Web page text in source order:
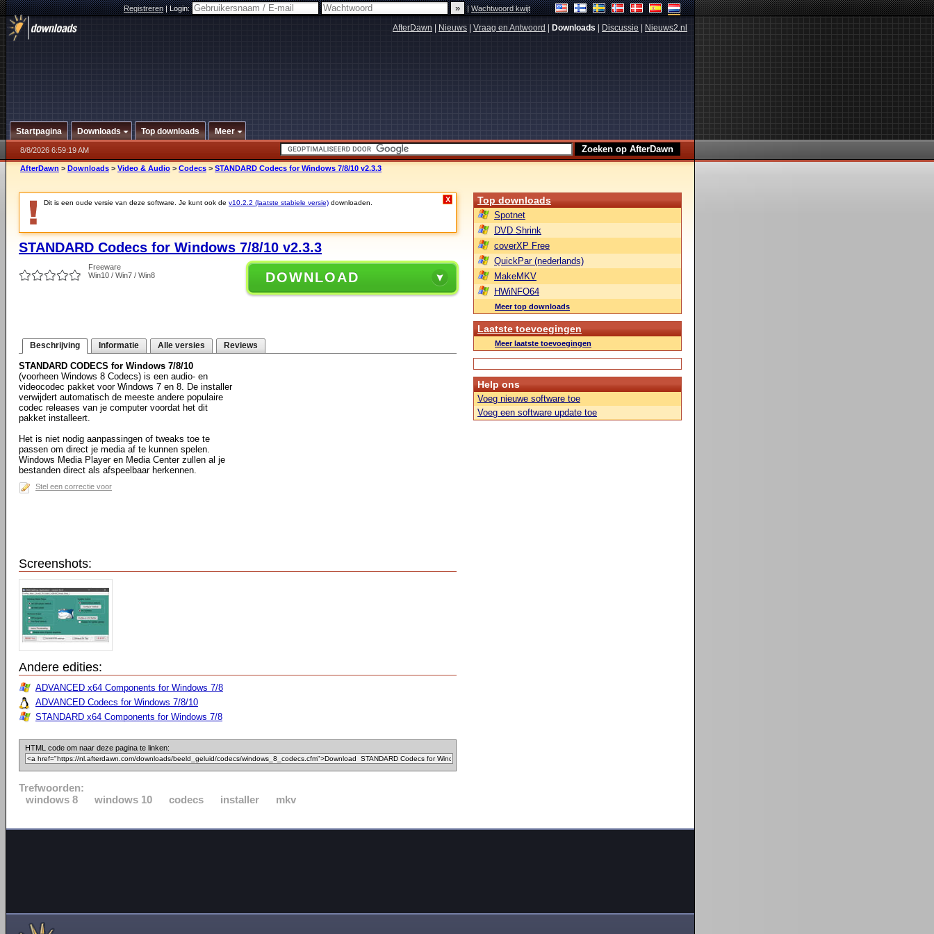
Registreren|Login: |Wachtwoord kwijt
AfterDawn Nieuws Vraag en Antwoord Downloads Discussie Nieuws2.nl
Startpagina Downloads Top downloads Meer
8/8/2026 6:59:19 AM
AfterDawn > Downloads > Video & Audio > Codecs > STANDARD Codecs for Windows 7/8/10 v2.3.3
Dit is een oude versie van deze software. Je kunt ook de v10.2.2 (laatste stabiele versie) downloaden. X
STANDARD Codecs for Windows 7/8/10 v2.3.3
Freeware
Win10 / Win7 / Win8
DOWNLOAD
Beschrijving Informatie Alle versies Reviews
STANDARD CODECS for Windows 7/8/10
(voorheen Windows 8 Codecs) is een audio- en
videocodec pakket voor Windows 7 en 8. De installer
verwijdert automatisch de meeste andere populaire
codec releases van je computer voordat het dit
pakket installeert.
Het is niet nodig aanpassingen of tweaks toe te
passen om direct je media af te kunnen spelen.
Windows Media Player en Media Center zullen al je
bestanden direct als afspeelbaar herkennen.
Stel een correctie voor
Screenshots:
Andere edities:
ADVANCED x64 Components for Windows 7/8
ADVANCED Codecs for Windows 7/8/10
STANDARD x64 Components for Windows 7/8
HTML code om naar deze pagina te linken:
Trefwoorden:
windows 8
windows 10 codecs installer mkv
Top downloads
Spotnet
DVD Shrink
coverXP Free
QuickPar (nederlands)
MakeMKV
HWiNFO64
Meer top downloads
Laatste toevoegingen
Meer laatste toevoegingen
Help ons
Voeg nieuwe software toe
Voeg een software update toe